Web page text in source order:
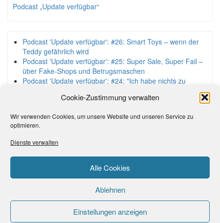
Cookie-Zustimmung verwalten
Wir verwenden Cookies, um unsere Website und unseren Service zu
optimieren.
Dienste verwalten
Alle Cookies
Ablehnen
Einstellungen anzeigen
Podcast „Update verfügbar“
Podcast 'Update verfügbar': #26: Smart Toys – wenn der
Teddy gefährlich wird
Podcast 'Update verfügbar': #25: Super Sale, Super Fail –
über Fake-Shops und Betrugsmaschen
Podcast 'Update verfügbar': #24: "Ich habe nichts zu
Podcast 'Update verfügbar': #23: Gaming-Sicherheit zur
Podcast 'Update verfügbar': #22: Deepfakes – die perfekte
Täuschung?